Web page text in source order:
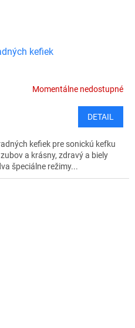
kefiek
Momentálne nedostupné
DETAIL
kefiek pre sonickú kefku
a krásny, zdravý a biely
špeciálne režimy...